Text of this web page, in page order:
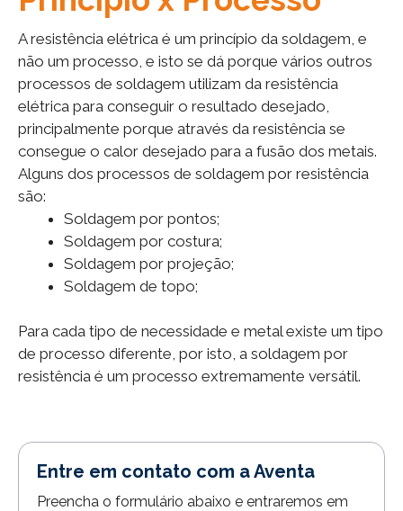
A resistência elétrica é um princípio da soldagem, e
não um processo, e isto se dá porque vários outros
processos de soldagem utilizam da resistência
elétrica para conseguir o resultado desejado,
principalmente porque através da resistência se
consegue o calor desejado para a fusão dos metais.
Alguns dos processos de soldagem por resistência
são:
Soldagem por pontos;
Soldagem por costura;
Soldagem por projeção;
Soldagem de topo;
Para cada tipo de necessidade e metal existe um tipo
de processo diferente, por isto, a soldagem por
resistência é um processo extremamente versátil.
Entre em contato com a Aventa
Preencha o formulário abaixo e entraremos em